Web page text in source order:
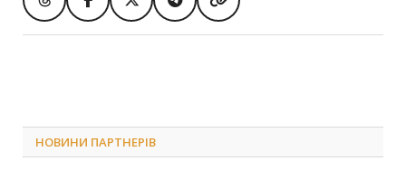
НОВИНИ ПАРТНЕРІВ